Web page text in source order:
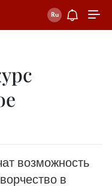
возможность
в